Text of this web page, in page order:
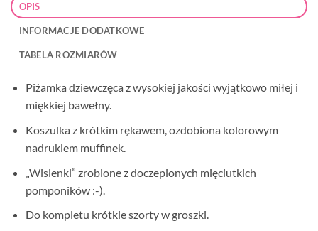
OPIS
INFORMACJE DODATKOWE
TABELA ROZMIARÓW
Piżamka dziewczęca z wysokiej jakości wyjątkowo miłej i
miękkiej bawełny.
Koszulka z krótkim rękawem, ozdobiona kolorowym
nadrukiem muffinek.
„Wisienki” zrobione z doczepionych mięciutkich
pomponików :-).
Do kompletu krótkie szorty w groszki.